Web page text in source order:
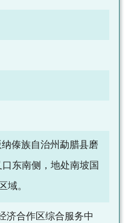
傣族自治州勐腊县磨
东南侧，地处南坡国
。
济合作区综合服务中